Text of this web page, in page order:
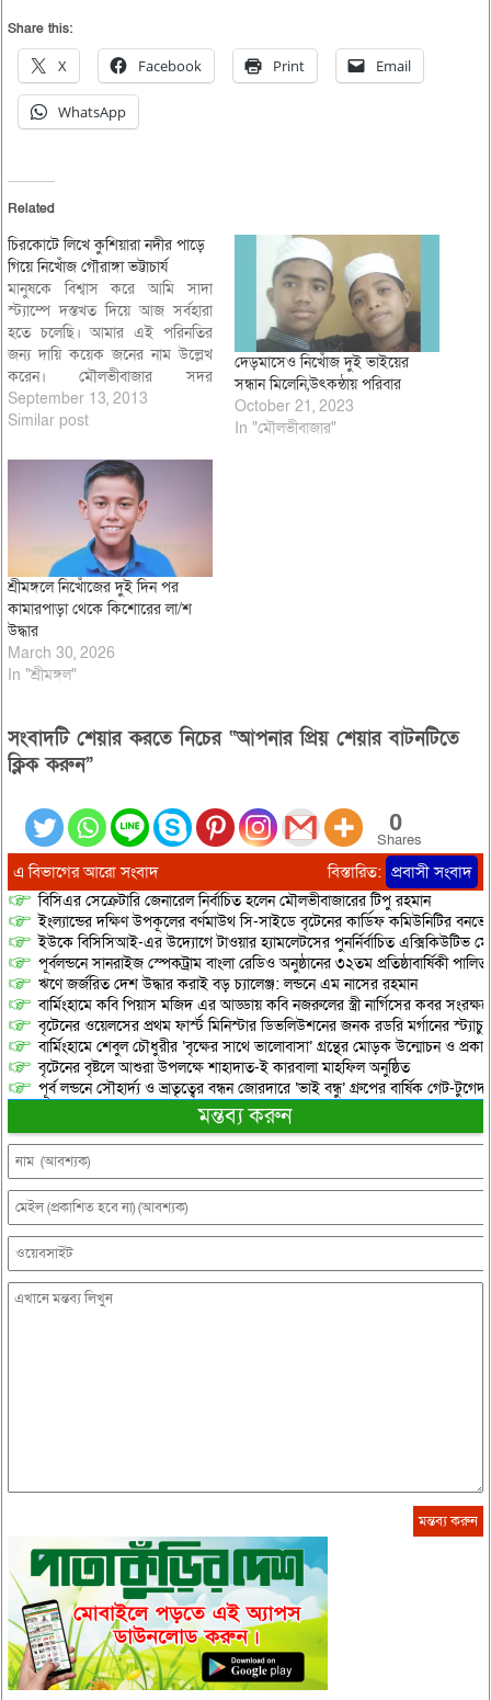
Share this:
X Facebook Print Email
WhatsApp
Related
চিরকোটে লিখে কুশিয়ারা নদীর পাড়ে
গিয়ে নিখোঁজ গৌরাঙ্গা ভট্টাচার্য
মানুষকে বিশ্বাস করে আমি সাদা
স্ট্যাম্পে দস্তখত দিয়ে আজ সর্বহারা
হতে চলেছি। আমার এই পরিনতির
জন্য দায়ি কয়েক জনের নাম উল্লেখ
করেন। মৌলভীবাজার সদর
উপজেলার ব্রাহ্মণগ্রাম গ্রামের গৌরাঙ্গ
ভট্টাচার্য (৫৭) বাড়িতে এ ধরণের
সপ্তাহ ধরে নিখোঁজ রয়েছেন। এই
নিখোঁজের ঘটনায় তার পরিবার
পরিজনসহ এলাকার…
September 13, 2013
Similar post
দেড়মাসেও নিখোঁজ দুই ভাইয়ের
সন্ধান মিলেনি,উৎকন্ঠায় পরিবার
October 21, 2023
In "মৌলভীবাজার"
শ্রীমঙ্গলে নিখোঁজের দুই দিন পর
কামারপাড়া থেকে কিশোরের লা/শ
উদ্ধার
March 30, 2026
In "শ্রীমঙ্গল"
সংবাদটি শেয়ার করতে নিচের “আপনার প্রিয় শেয়ার বাটনটিতে
ক্লিক করুন”
0
Shares
এ বিভাগের আরো সংবাদ বিস্তারিত: প্রবাসী সংবাদ
বিসিএর সেক্রেটারি জেনারেল নির্বাচিত হলেন মৌলভীবাজারের টিপু রহমান
ইংল্যান্ডের দক্ষিণ উপকূলের বর্ণমাউথ সি-সাইডে বৃটেনের কার্ডিফ কমিউনিটির
ইউকে বিসিসিআই-এর উদ্যোগে টাওয়ার হ্যামলেটসের পুনর্নির্বাচিত এক্সিকিউটিভ
পূর্বলন্ডনে সানরাইজ স্পেকট্রাম বাংলা রেডিও অনুষ্ঠানের ৩২তম প্রতিষ্ঠাবার্ষিকী পালিত
​ঋণে জর্জরিত দেশ উদ্ধার করাই বড় চ্যালেঞ্জ: লন্ডনে এম নাসের রহমান
বার্মিংহামে কবি পিয়াস মজিদ এর আড্ডায় কবি নজরুলের স্ত্রী নার্গিসের কবর
বৃটেনের ওয়েলসের প্রথম ফার্স্ট মিনিস্টার ডিভলিউশনের জনক রডরি মর্গানের স্ট্যাচু
বার্মিংহামে শেবুল চৌধুরীর ‘বৃক্ষের সাথে ভালোবাসা’ গ্রন্থের মোড়ক উন্মোচন ও
বৃটেনের বৃষ্টলে আশুরা উপলক্ষে শাহাদাত-ই কারবালা মাহফিল অনুষ্ঠিত
পূর্ব লন্ডনে সৌহার্দ্য ও ভ্রাতৃত্বের বন্ধন জোরদারে ‘ভাই বন্ধু’ গ্রুপের বার্ষিক গেট-
মন্তব্য করুন